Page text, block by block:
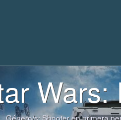
Wars:
Género/s: Shooter en primera